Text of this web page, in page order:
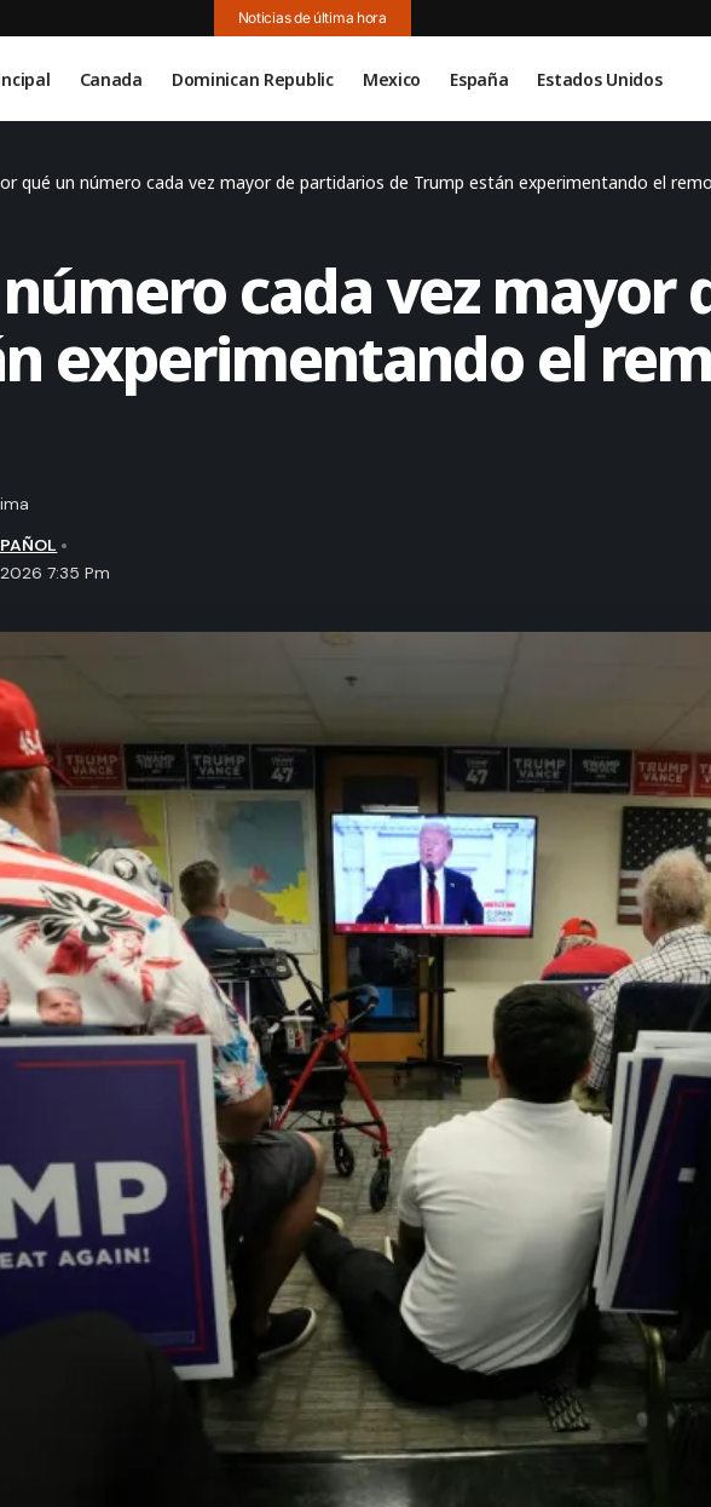
Noticias de última hora
Canada Dominican Republic Mexico España Estados Unidos
qué un número cada vez mayor de partidarios de Trump están experimentando el
cada vez mayor
experimentando el
7:35 Pm